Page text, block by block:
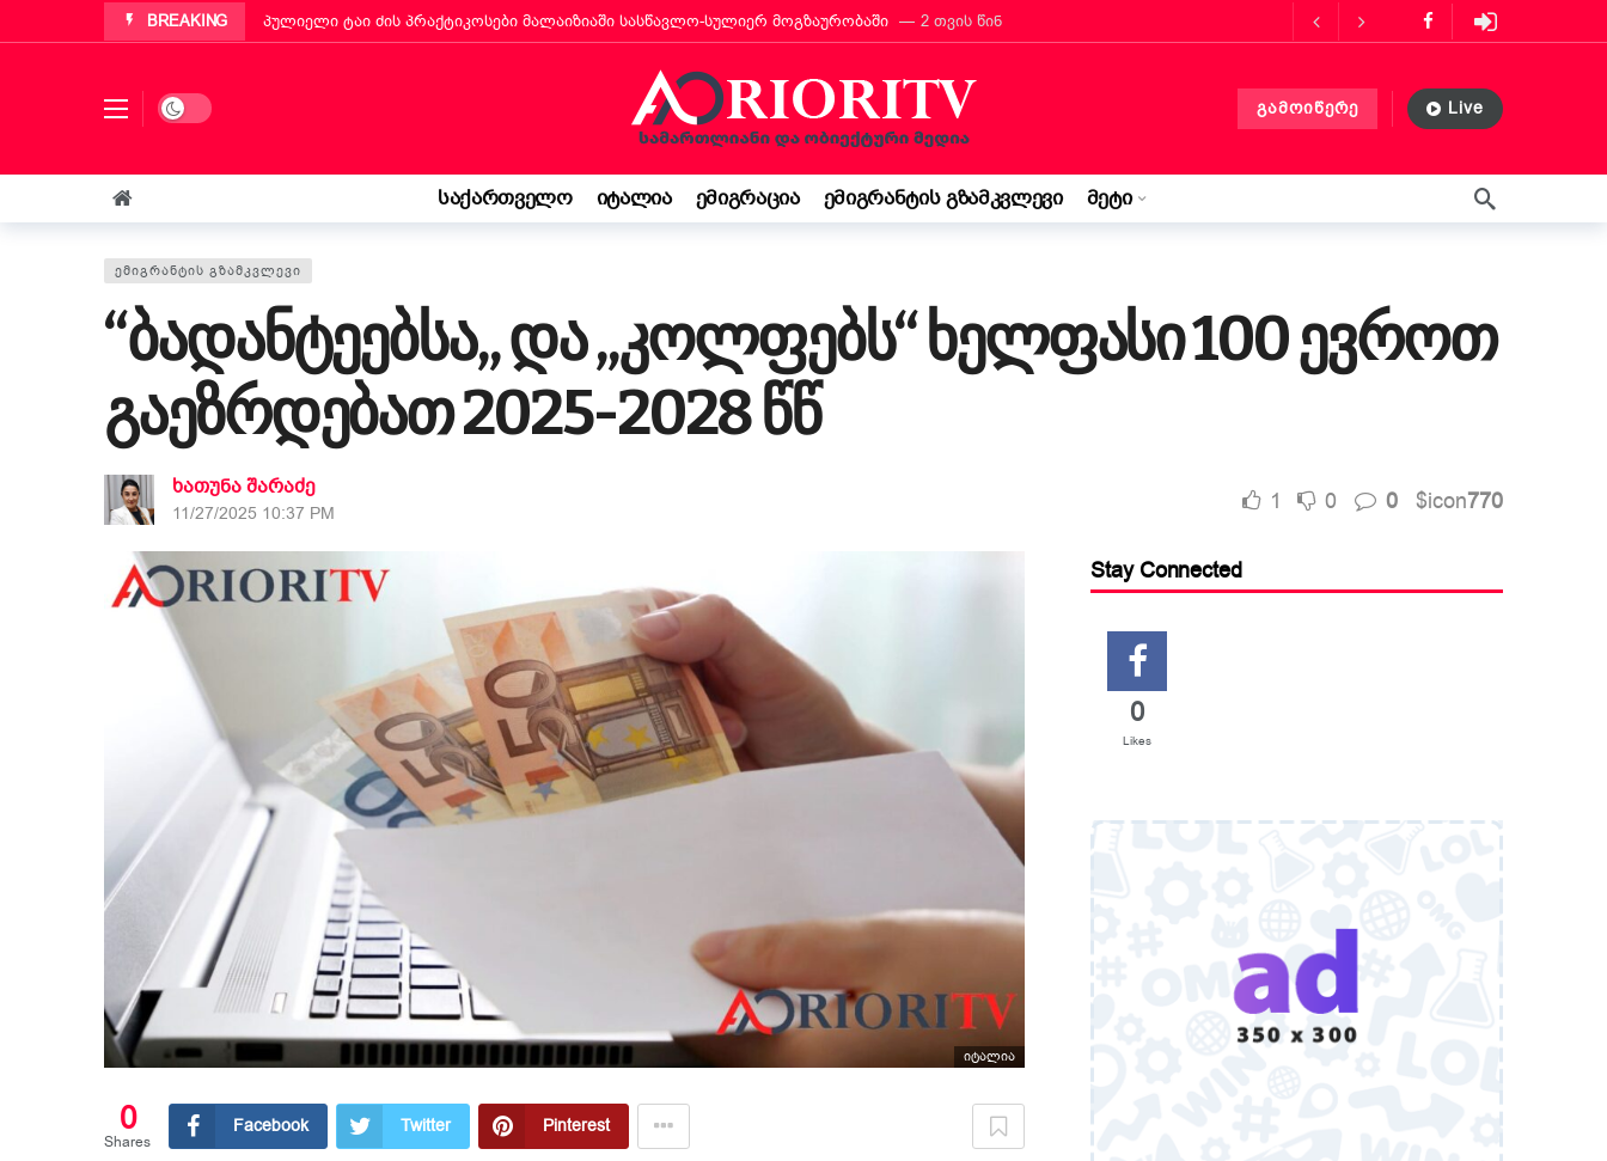
BREAKING პუტინიანოს მერმა ქართველ ემიგრანტს იტალიის მოქალაქეობა პირადად მიულოცა
3 თვის წინ
ქართველმა ემიგრანტმა მოსწავლემ იტალიაში პოეზიის კონკურსი მოიგო
3 თვის წინ
რა უნდა იცოდეს „კოლფ-ბადანტემ“ შემოსავლის დეკლარაცია 730-ს შესახებ! ვალდებულება თუ შესაძლებლობა?
3 თვის წინ
იტალიის პარლამენტმა „უსაფრთხოების დეკრეტი“ დაამტკიცა – რას ნიშნავს ეს ემიგრანტებისთვის
3 თვის წინ
„საფრანგეთმა სიცოცხლე მაჩუქა, საქართველო კი ჩემი ფესვებია“ — 15 წლის ბარბარე მანჯგალაძის წერილი ლილიდან
Dark mode გამოიწერე Live
საქართველო იტალია ემიგრაცია ემიგრანტის გზამკვლევი მეტი
ᲔᲛᲘᲒᲠᲐᲜᲢᲘᲡ ᲒᲖᲐᲛᲙᲕᲚᲔᲕᲘ
“ბადანტეებსა„ და „კოლფებს“ ხელფასი 100 ევროთ
გაეზრდებათ 2025-2028 წწ
ხათუნა შარაძე
11/27/2025 10:37 PM 1 0 0 $icon770
იტალია
0
Shares
Facebook Twitter Pinterest
Stay Connected
0
Likes